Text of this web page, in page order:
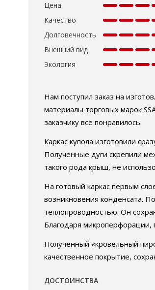
Цена
Качество
Долговечность
Внешний вид
Экология
Нам поступил заказ на
материалы торговых марок
заказчику все понравилось.
Каркас купола изготовили
Полученные дуги скрепили
такого рода крыш, не
На готовый каркас первым
возникновения конденсата.
теплопроводностью. Он
Благодаря микроперфорации,
Полученный «кровельный
качественное покрытие,
ДОСТОИНСТВА